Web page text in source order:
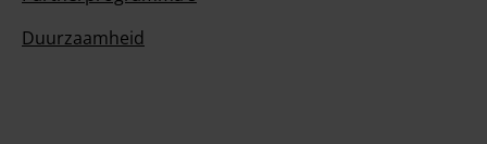
Duurzaamheid